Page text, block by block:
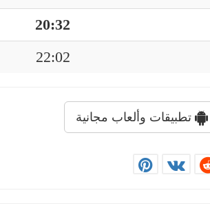
20:32
22:02
تطبيقات وألعاب مجانية